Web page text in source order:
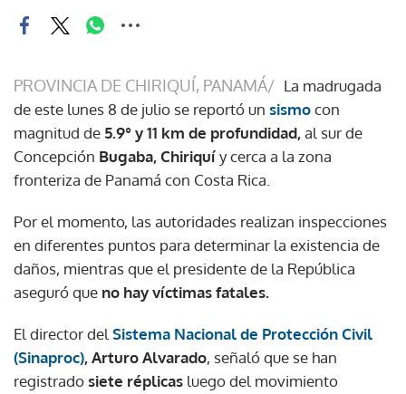
PROVINCIA DE CHIRIQUÍ, PANAMÁ/ La madrugada
de este lunes 8 de julio se reportó un sismocon
magnitud de 5.9° y 11 km de profundidad,al sur de
Concepción Bugaba, Chiriquíy cerca a la zona
fronteriza de Panamá con Costa Rica.
Por el momento, las autoridades realizan inspecciones
en diferentes puntos para determinar la existencia de
daños, mientras que el presidente de la República
aseguró que no hay víctimas fatales.
El director del Sistema Nacional de Protección Civil
(Sinaproc), Arturo Alvarado, señaló que se han
registradosiete réplicas luego del movimiento